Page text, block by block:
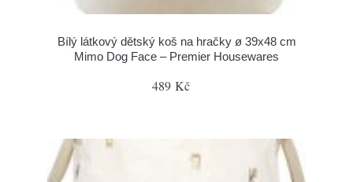
Bílý látkový dětský koš na hračky ø 39x48 cm
Mimo Dog Face – Premier Housewares
489 Kč